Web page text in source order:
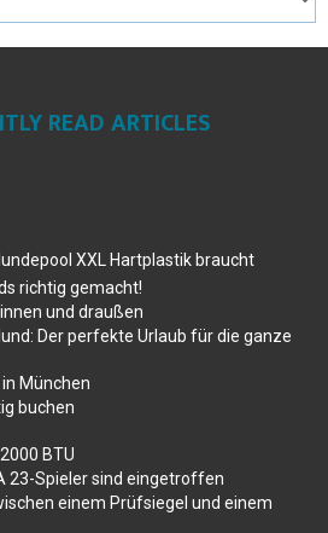
READ ARTICLES
XXL Hartplastik braucht
richtig gemacht!
und draußen
Der perfekte Urlaub für die ganze
München
buchen
BTU
23-Spieler sind eingetroffen
einem Prüfsiegel und einem